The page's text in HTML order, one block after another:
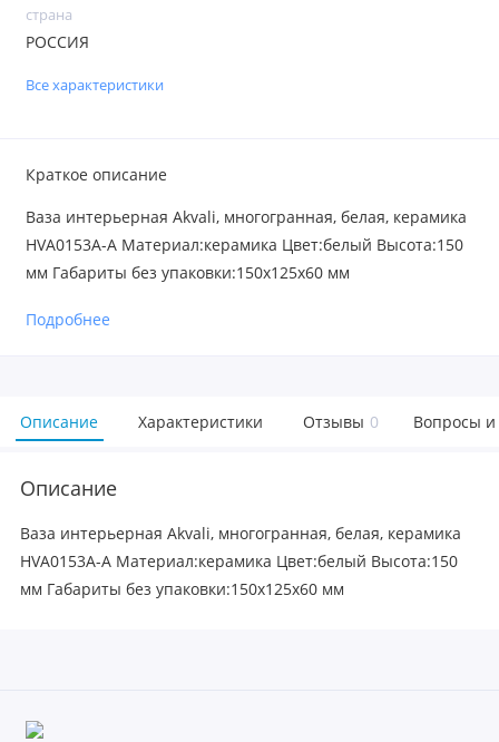
страна
РОССИЯ
Все характеристики
Краткое описание
Ваза интерьерная Akvali, многогранная, белая, керамика
HVA0153A-A Материал:керамика Цвет:белый Высота:150
мм Габариты без упаковки:150х125х60 мм
Подробнее
Описание Характеристики Отзывы 0 Вопросы и
Описание
Ваза интерьерная Akvali, многогранная, белая, керамика
HVA0153A-A Материал:керамика Цвет:белый Высота:150
мм Габариты без упаковки:150х125х60 мм